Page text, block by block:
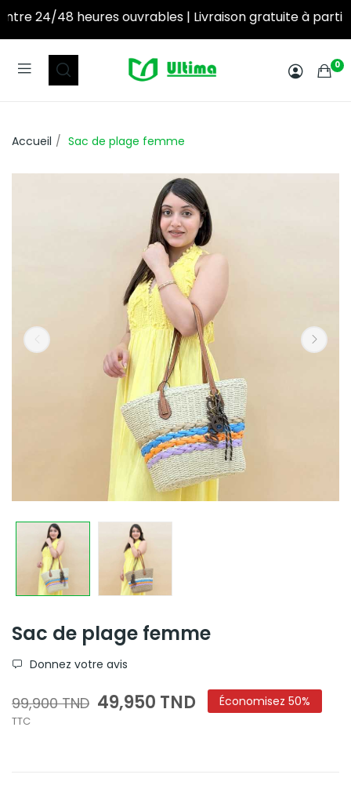
24/48 heures ouvrables | Livraison gratuite à partir de
0
Accueil Sac de plage femme
Sac de plage femme
Donnez votre avis
99,900 TND 49,950 TND Économisez 50%
TTC